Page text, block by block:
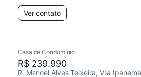
Ver contato
Casa de Condomínio
R$ 239.990
R. Manoel Alves Teixeira, Vila Ipanema